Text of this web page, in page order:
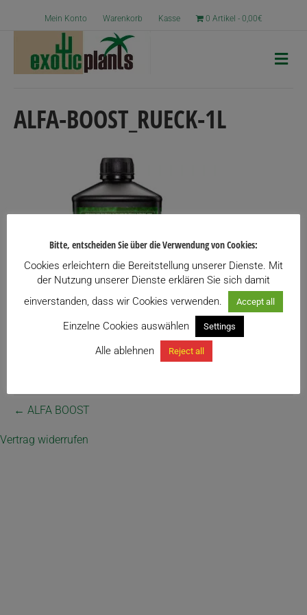
Mein Konto Warenkorb Kasse 0 Artikel 0,00€
N
a
ALFA-BOOST_RUECK-1L
← ALFA BOOST
Vertrag widerrufen
Bitte, entscheiden Sie über die Verwendung von Cookies:
Cookies erleichtern die Bereitstellung unserer Dienste. Mit
der Nutzung unserer Dienste erklären Sie sich damit
einverstanden, dass wir Cookies verwenden.
Accept all
Einzelne Cookies auswählen Settings
Alle ablehnen Reject all